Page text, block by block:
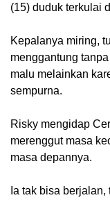
(15) duduk terkulai
Kepalanya miring,
menggantung
malu melainkan
sempurna.
Risky mengidap
merenggut masa
masa depannya.
Ia tak bisa